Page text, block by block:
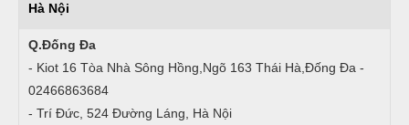
Hà Nội
Q.Đống Đa
- Kiot 16 Tòa Nhà Sông Hồng,Ngõ 163 Thái Hà,Đống Đa -
02466863684
- Trí Đức, 524 Đường Láng, Hà Nội